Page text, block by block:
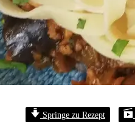
Springe zu Rezept